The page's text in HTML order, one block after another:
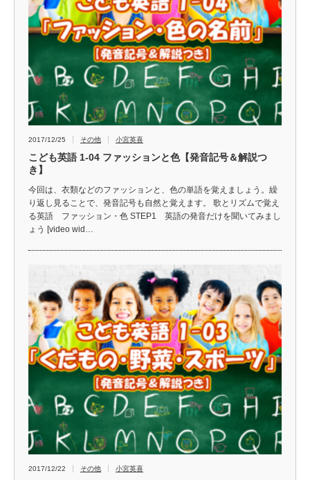
2017/12/25 その他 小宮英喜
こども英語 1-04 ファッションと色【発音記号＆解説つ
き】
今回は、衣類などのファッションと、色の単語を覚えましょう。繰
り返し見ることで、発音記号も自然と覚えます。 歌とリズムで覚え
る英語 ファッション・色 STEP1 英語の発音だけを聞いてみまし
ょう [video wid…
2017/12/22 その他 小宮英喜